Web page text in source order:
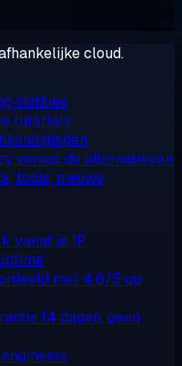
cloud.
notities
tutorials
versus de alternatieven
tools, nieuws
vanaf je IP
met 4,6/5 op
14 dagen, geen